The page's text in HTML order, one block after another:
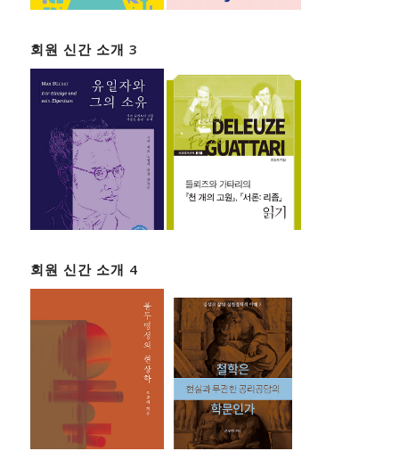
회원 신간 소개 3
회원 신간 소개 4